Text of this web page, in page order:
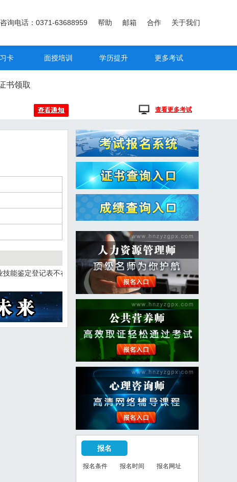
关于我们
合作
邮箱
帮助
咨询电话：0371-63688959
卡 面授培训 学历提升 更多考试
书领取
查看更多考试
能鉴定登记表不在
报名
报名条件 报名时间 报名网址
.